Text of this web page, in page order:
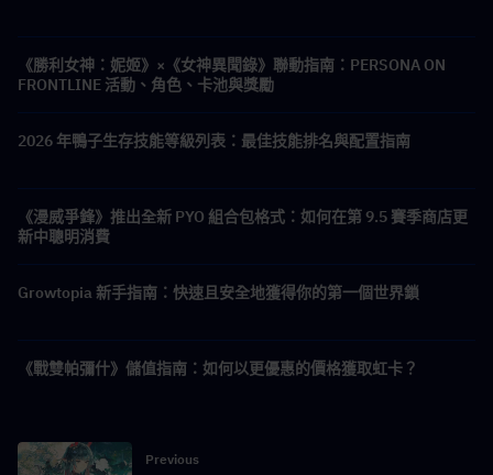
《勝利女神：妮姬》×《女神異聞錄》聯動指南：PERSONA ON
FRONTLINE 活動、角色、卡池與獎勵
2026 年鴨子生存技能等級列表：最佳技能排名與配置指南
《漫威爭鋒》推出全新 PYO 組合包格式：如何在第 9.5 賽季商店更
新中聰明消費
Growtopia 新手指南：快速且安全地獲得你的第一個世界鎖
《戰雙帕彌什》儲值指南：如何以更優惠的價格獲取虹卡？
Previous